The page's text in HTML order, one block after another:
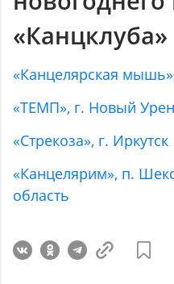
«Канцелярская
«ТЕМП», г. Новый
«Стрекоза», г. Иркутск
«Канцелярим», п.
область